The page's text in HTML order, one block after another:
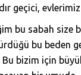
geçici, evlerimiz
bu sabah size
bu beden
Bu bizim için